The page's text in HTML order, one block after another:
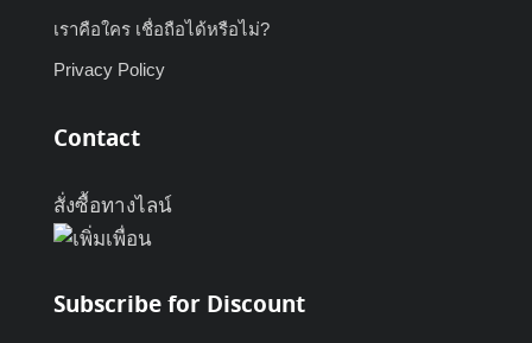
เราคือใคร เชื่อถือได้หรือไม่?
Privacy Policy
Contact
สั่งซื้อทางไลน์
Subscribe for Discount